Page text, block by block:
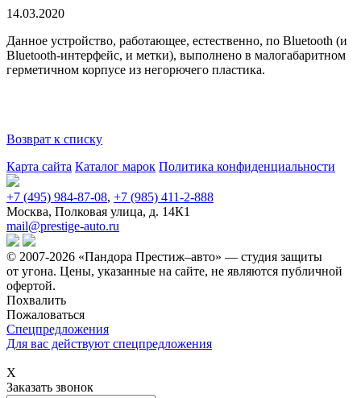
14.03.2020
Данное устройство, работающее, естественно, по Bluetooth (и
Bluetooth-интерфейс, и метки), выполнено в малогабаритном
герметичном корпусе из негорючего пластика.
Возврат к списку
Карта сайта Каталог марок Политика конфиденциальности
+7 (495) 984-87-08, +7 (985) 411-2-888
Москва, Полковая улица, д. 14К1
mail@prestige-auto.ru
© 2007-2026 «Пандора Престиж–авто» — студия защиты
от угона. Цены, указанные на сайте, не являются публичной
офертой.
Похвалить
Пожаловаться
Спецпредложения
Для вас действуют спецпредложения
Х
Заказать звонок